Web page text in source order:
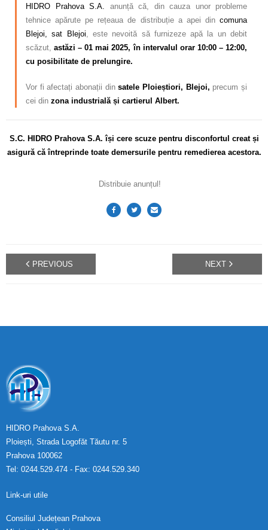
HIDRO Prahova S.A.
anunță că, din cauza unor probleme
tehnice apărute pe rețeaua de distribuție a apei din comuna
Blejoi, sat Blejoi
este nevoită să furnizeze apă la un debit
scăzut,astăzi – 01 mai 2025, în intervalul orar 10:00 – 12:00,
cu posibilitate de prelungire.
Vor fi afectați abonații dinsatele Ploieștiori, Blejoi, precum și
cei din zona industrială și cartierul Albert.
S.C. HIDRO Prahova S.A. își cere scuze pentru disconfortul creat și
asigură că întreprinde toate demersurile pentru remedierea acestora.
Distribuie anunțul!
PREVIOUS NEXT
HIDRO Prahova S.A.
Ploiești, Strada Logofăt Tăutu nr. 5
Prahova 100062
Tel: 0244.529.474 - Fax: 0244.529.340
Link-uri utile
Consiliul Județean Prahova